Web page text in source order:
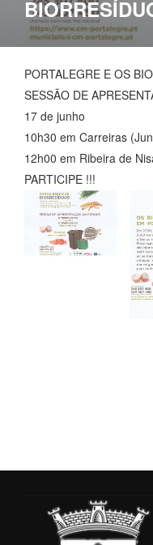
PORTALEGRE E OS
SESSÃO DE
17 de junho
10h30 em Carreiras
12h00 em Ribeira de
PARTICIPE !!!